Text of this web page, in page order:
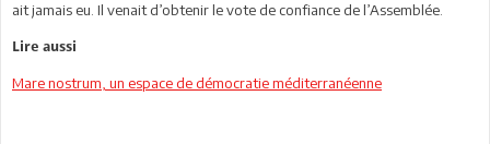
ait jamais eu. Il venait d’obtenir le vote de confiance de l’Assemblée.
Lire aussi
Mare nostrum, un espace de démocratie méditerranéenne